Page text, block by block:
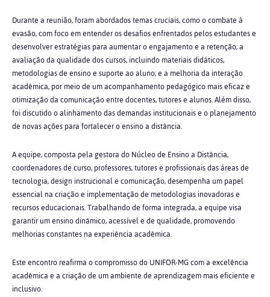
Durante a reunião, foram abordados temas cruciais, como o combate à
evasão, com foco em entender os desafios enfrentados pelos estudantes e
desenvolver estratégias para aumentar o engajamento e a retenção; a
avaliação da qualidade dos cursos, incluindo materiais didáticos,
metodologias de ensino e suporte ao aluno; e a melhoria da interação
acadêmica, por meio de um acompanhamento pedagógico mais eficaz e
otimização da comunicação entre docentes, tutores e alunos. Além disso,
foi discutido o alinhamento das demandas institucionais e o planejamento
de novas ações para fortalecer o ensino a distância.
A equipe, composta pela gestora do Núcleo de Ensino a Distância,
coordenadores de curso, professores, tutores e profissionais das áreas de
tecnologia, design instrucional e comunicação, desempenha um papel
essencial na criação e implementação de metodologias inovadoras e
recursos educacionais. Trabalhando de forma integrada, a equipe visa
garantir um ensino dinâmico, acessível e de qualidade, promovendo
melhorias constantes na experiência acadêmica.
Este encontro reafirma o compromisso do UNIFOR-MG com a excelência
acadêmica e a criação de um ambiente de aprendizagem mais eficiente e
inclusivo.